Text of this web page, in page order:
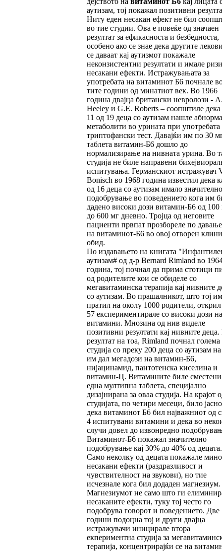
аутизам, тој покажал позитивни
Ниту еден несакан ефект не бил
во тие студии. Ова е повеќе од значаен
резултат за ефикасноста и безбедноста,
особено ако се знае дека другите
се даваат кај аутизмот покажале
неконзистентни резултати и имале
несакани ефекти. Истражувањата за
употребата на витаминот Б6 почнале
тите години од минатиот век. Во 1966
година двајца британски невролози -
Heeley и G.E. Roberts – соопштиле дека
11 од 19 деца со аутизам нашле
метаболити во урината при употребата
триптофански тест. Давајќи им по 30
таблета витамин-Б6 дошло до
нормализирање на нивната урина. Во
студија не биле направени
испитувања. Германскиот истражувач
Bonisch во 1968 година известил дека
од 16 деца со аутизам имало значително
подобрување во поведението кога им
дадено високи дози витамин-Б6 од 100
до 600 мг дневно. Тројца од неговите
пациенти првпат прозбореле по
на витаминот-Б6 во овој отворен
обид.
По издавањето на книгата
аутизам# од д-р Bernard Rimland во
година, тој почнал да прима стотици
од родителите кои се обиделе со
мегавитаминска терапија кај нивните
со аутизам. Во прашалникот, што тој
пратил на околу 1000 родители, открил
57 експериментирале со високи дози на
витамини. Мнозина од нив виделе
позитивни резултати кај нивните деца.
резултат на тоа, Rimland почнал голема
студија со преку 200 деца со аутизам
им дал мегадози на витамин-Б6,
нијацинамид, пантотенска киселина и
витамин-Ц. Витамините биле
една мултипна таблета, специјално
дизајнирана за оваа студија. На крајот
студијата, по четири месеци, било јасно
дека витаминот Б6 бил најважниот од
4 испитувани витамини и дека во
случи довел до извонредно
Витаминот-Б6 покажал значително
подобрување кај 30% до 40% од децата.
Само неколку од децата покажале
несакани ефекти (раздразливост и
чувствителност на звукови), но тие
исчезнале кога бил додаден магнезиум.
Магнезиумот не само што ги
несаканите ефекти, туку тој често го
подобрува говорот и поведението. Две
години подоцна тој и други двајца
истражувачи иницирале втора
екпериментна студија за
терапија, концентрирајќи се на